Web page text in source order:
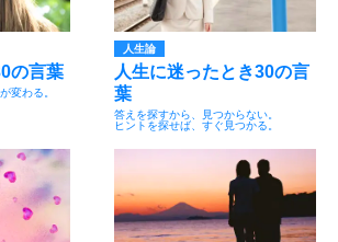
の言葉
変わる。
人生論
人生に迷ったとき30の言
葉
答えを探すから、見つからない。
ヒントを探せば、すぐ見つかる。